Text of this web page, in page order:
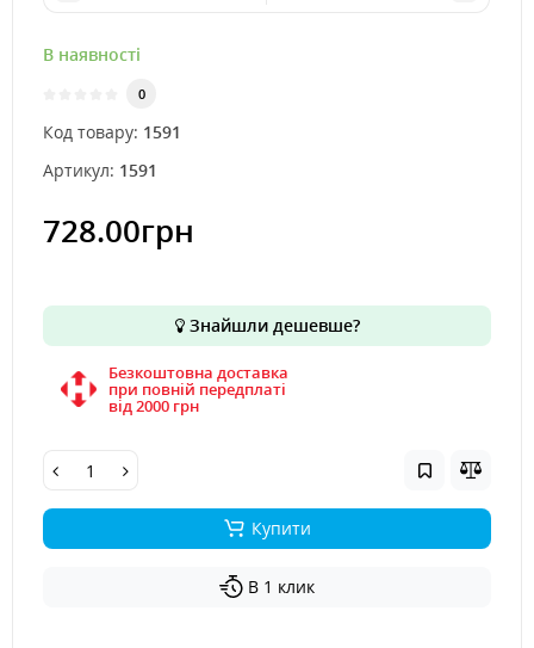
В наявності
0
Код товару: 1591
Артикул: 1591
728.00грн
Знайшли дешевше?
Безкоштовна доставка
при повній передплаті
вiд 2000 грн
Купити
В 1 клик